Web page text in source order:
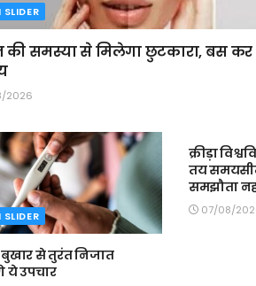
समस्या से मिलेगा छुटकारा, बस
2026
से तुरंत निजात
ये उपचार
क्रीड़ा
तय
समझौता
07/08/